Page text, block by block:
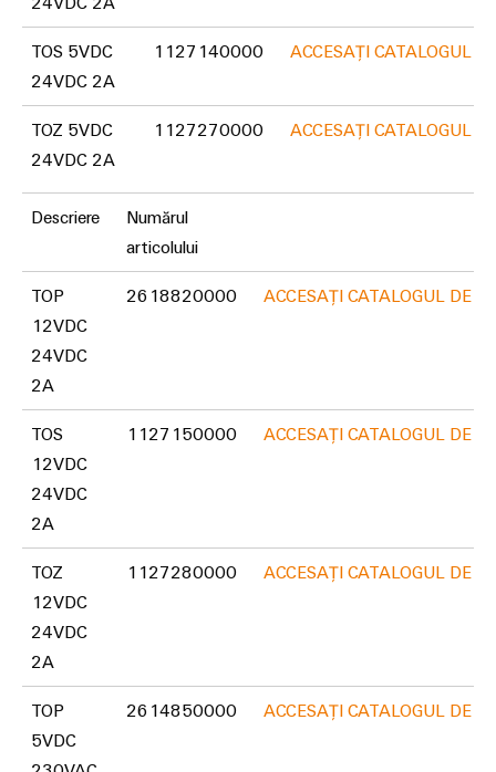
tratarea
apelor
uzate
Soluții
industria
apei
a
apelor
Utilaje
Soluții
automatizare
Workplace
și
accesorii
Unelte
Mașini
automate
Software
Imprimante
industriale
Serviciu
TOS 5VDC
24VDC 2A
1127140000 ACCESAȚI CATALOGUL
TOZ 5VDC
24VDC 2A
1127270000 ACCESAȚI CATALOGUL
Descriere
Numărul
articolului
TOP
12VDC
24VDC
2A
2618820000 ACCESAȚI CATALOGUL DE
TOS
12VDC
24VDC
2A
1127150000 ACCESAȚI CATALOGUL DE
TOZ
12VDC
24VDC
2A
1127280000 ACCESAȚI CATALOGUL DE
TOP
5VDC
2614850000 ACCESAȚI CATALOGUL DE